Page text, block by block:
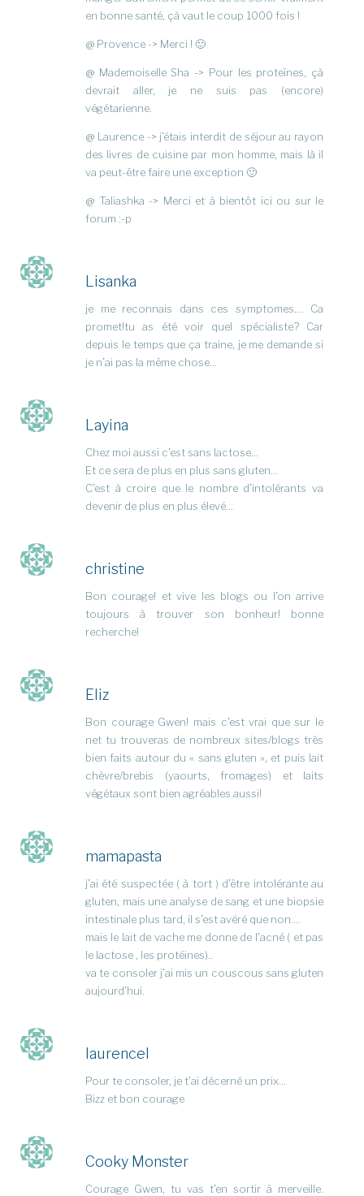
en bonne santé, çà vaut le coup 1000 fois !
@ Provence -> Merci ! 🙂
@ Mademoiselle Sha -> Pour les proteïnes, çà
devrait aller, je ne suis pas (encore)
végétarienne.
@ Laurence -> j’étais interdit de séjour au rayon
des livres de cuisine par mon homme, mais là il
va peut-être faire une exception 🙂
@ Taliashka -> Merci et à bientôt ici ou sur le
forum :-p
Lisanka
je me reconnais dans ces symptomes…. Ca
promet!tu as été voir quel spécialiste? Car
depuis le temps que ça traine, je me demande si
je n’ai pas la même chose…
Layina
Chez moi aussi c’est sans lactose…
Et ce sera de plus en plus sans gluten…
C’est à croire que le nombre d’intolérants va
devenir de plus en plus élevé…
christine
Bon courage! et vive les blogs ou l’on arrive
toujours à trouver son bonheur! bonne
recherche!
Eliz
Bon courage Gwen! mais c’est vrai que sur le
net tu trouveras de nombreux sites/blogs très
bien faits autour du « sans gluten », et puis lait
chèvre/brebis (yaourts, fromages) et laits
végétaux sont bien agréables aussi!
mamapasta
j’ai été suspectée ( à tort ) d’être intolérante au
gluten, mais une analyse de sang et une biopsie
intestinale plus tard, il s’est avéré que non….
mais le lait de vache me donne de l’acné ( et pas
le lactose , les protéines)..
va te consoler j’ai mis un couscous sans gluten
aujourd’hui.
laurencel
Pour te consoler, je t’ai décerné un prix…
Bizz et bon courage
Cooky Monster
Courage Gwen, tu vas t’en sortir à merveille.